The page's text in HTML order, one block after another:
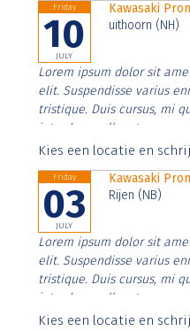
Friday
10
JULY
Kawasaki
uithoorn (NH)
Lorem ipsum dolor sit
elit. Suspendisse varius
tristique. Duis cursus, mi
interdum nulla, ut
Aenean faucibus nibh et
Kies een locatie en
Friday
03
JULY
Kawasaki
Rijen (NB)
Lorem ipsum dolor sit
elit. Suspendisse varius
tristique. Duis cursus, mi
interdum nulla, ut
Aenean faucibus nibh et
Kies een locatie en